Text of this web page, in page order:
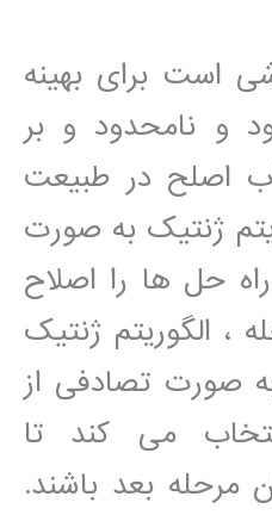
است برای بهینه
و نامحدود و بر
اصلح در طبیعت
ژنتیک به صورت
حل ها را اصلاح
، الگوریتم ژنتیک
به صورت تصادفی از
می کند تا
مرحله بعد باشند.